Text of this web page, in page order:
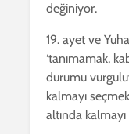
değiniyor.
19. ayet ve
‘tanımamak,
durumu
kalmayı
altında